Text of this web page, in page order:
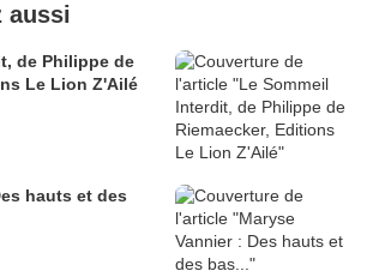
aussi
de Philippe de
Le Lion Z'Ailé
hauts et des